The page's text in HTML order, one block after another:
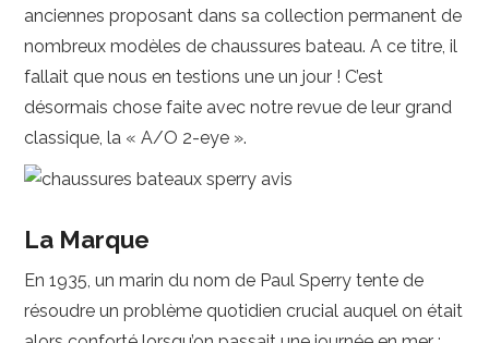
anciennes proposant dans sa collection permanent de
nombreux modèles de chaussures bateau. A ce titre, il
fallait que nous en testions une un jour ! C’est
désormais chose faite avec notre revue de leur grand
classique, la « A/O 2-eye ».
La Marque
En 1935, un marin du nom de Paul Sperry tente de
résoudre un problème quotidien crucial auquel on était